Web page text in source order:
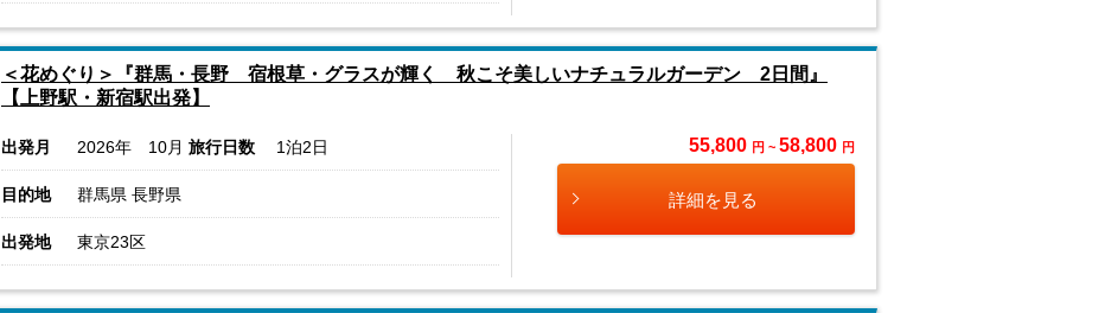
＜花めぐり＞『群馬・長野 宿根草・グラスが輝く 秋こそ美しいナチュラルガーデン 2日間』
【上野駅・新宿駅出発】
出発月 2026年 10月 旅行日数 1泊2日
目的地 群馬県 長野県
出発地 東京23区
55,800 円 ~ 58,800 円
詳細を見る